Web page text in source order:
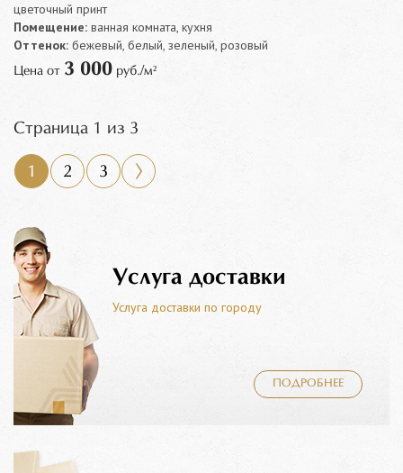
цветочный принт
Помещение: ванная комната, кухня
Оттенок: бежевый, белый, зеленый, розовый
Цена от 3 000 руб./м²
Страница 1 из 3
1 2 3
Услуга доставки
Услуга доставки по городу
ПОДРОБНЕЕ